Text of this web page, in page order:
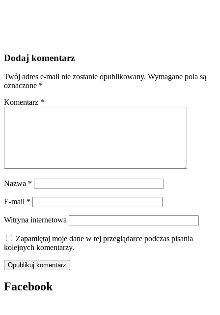
Dodaj komentarz
Twój adres e-mail nie zostanie opublikowany. Wymagane pola są
oznaczone *
Komentarz *
Nazwa *
E-mail *
Witryna internetowa
Zapamiętaj moje dane w tej przeglądarce podczas pisania
kolejnych komentarzy.
Facebook